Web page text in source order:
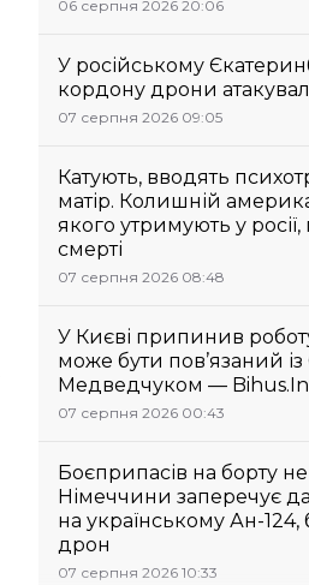
06 серпня 2026 20:06
У російському
кордону дрони
07 серпня 2026 09:05
Катують, вводять
матір. Колишній
якого утримують у
смерті
07 серпня 2026 08:48
У Києві припинив
може бути пов’язаний
Медведчуком —
07 серпня 2026 00:43
Боєприпасів на борту
Німеччини заперечує
на українському Ан-
дрон
07 серпня 2026 10:33